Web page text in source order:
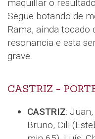
maquillar o
Segue botando de
Rama, aínda tocado
resonancia e esta
grave.
CASTRIZ -
CASTRIZ:
Bruno, Cili